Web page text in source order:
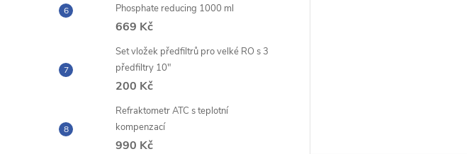
Phosphate reducing 1000 ml
669 Kč
Set vložek předfiltrů pro velké RO s 3
předfiltry 10"
200 Kč
Refraktometr ATC s teplotní
kompenzací
990 Kč